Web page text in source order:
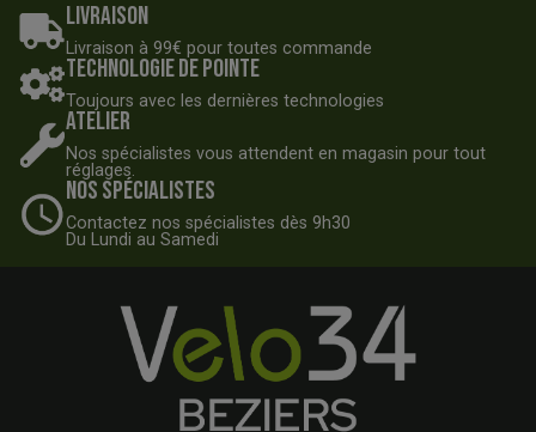
Livraison
Livraison à 99€ pour toutes commande
Technologie de pointe
Toujours avec les dernières technologies
Atelier
Nos spécialistes vous attendent en magasin pour tout
réglages.
Nos spécialistes
Contactez nos spécialistes dès 9h30
Du Lundi au Samedi